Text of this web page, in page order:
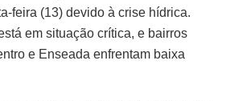
feira (13) devido à crise hídrica.
em situação crítica, e bairros
e Enseada enfrentam baixa